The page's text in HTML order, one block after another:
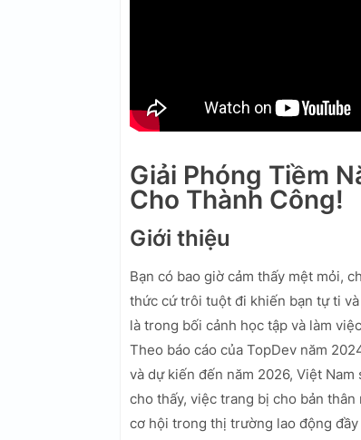
Giải Phóng Tiềm
Cho Thành Công!
Giới thiệu
Bạn có bao giờ cảm thấy mệt mỏi,
thức cứ trôi tuột đi khiến bạn tự ti
là trong bối cảnh học tập và làm
Theo báo cáo của TopDev năm
và dự kiến đến năm 2026, Việt
cho thấy, việc trang bị cho bản thân
cơ hội trong thị trường lao động đầy